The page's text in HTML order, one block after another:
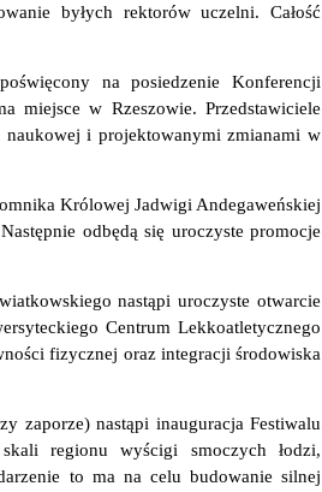
byłych rektorów uczelni. Całość
na posiedzenie Konferencji
miejsce w Rzeszowie. Przedstawiciele
naukowej i projektowanymi zmianami w
Królowej Jadwigi Andegaweńskiej
odbędą się uroczyste promocje
nastąpi uroczyste otwarcie
Centrum Lekkoatletycznego
fizycznej oraz integracji środowiska
zaporze) nastąpi inauguracja Festiwalu
regionu wyścigi smoczych łodzi,
to ma na celu budowanie silnej